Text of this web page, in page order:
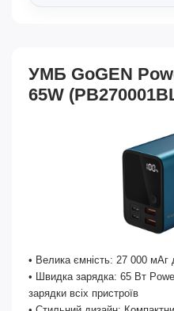
УМБ GoGEN
65W
• Велика ємність: 27 000 мАг
• Швидка зарядка: 65 Вт
зарядки всіх пристроїв